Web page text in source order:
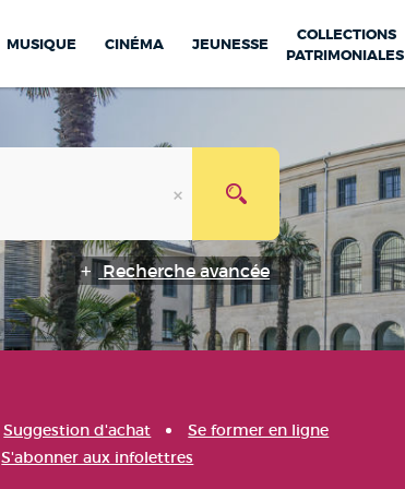
MUSIQUE CINÉMA JEUNESSE
COLLECTIONS
PATRIMONIALES
Recherche avancée
Suggestion d'achat
Se former en ligne
S'abonner aux infolettres